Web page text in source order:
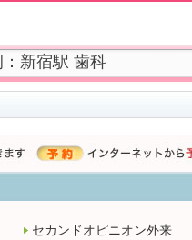
セカンドオピニオン外来